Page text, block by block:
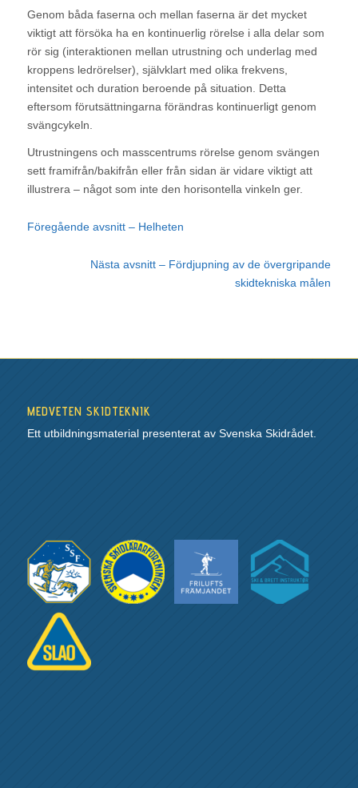
Genom båda faserna och mellan faserna är det mycket
viktigt att försöka ha en kontinuerlig rörelse i alla delar som
rör sig (interaktionen mellan utrustning och underlag med
kroppens ledrörelser), självklart med olika frekvens,
intensitet och duration beroende på situation. Detta
eftersom förutsättningarna förändras kontinuerligt genom
svängcykeln.
Utrustningens och masscentrums rörelse genom svängen
sett framifrån/bakifrån eller från sidan är vidare viktigt att
illustrera – något som inte den horisontella vinkeln ger.
Föregående avsnitt – Helheten
Nästa avsnitt – Fördjupning av de övergripande
skidtekniska målen
MEDVETEN SKIDTEKNIK
Ett utbildningsmaterial presenterat av Svenska Skidrådet.